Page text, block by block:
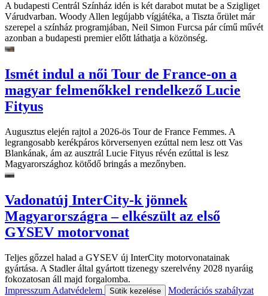
A budapesti Centrál Színház idén is két darabot mutat be a Szigliget
Várudvarban. Woody Allen legújabb vígjátéka, a Tiszta őrület már
szerepel a színház programjában, Neil Simon Furcsa pár című művét
azonban a budapesti premier előtt láthatja a közönség.
Ismét indul a női Tour de France-on a
magyar felmenőkkel rendelkező Lucie
Fityus
Augusztus elején rajtol a 2026-ös Tour de France Femmes. A
legrangosabb kerékpáros körversenyen ezúttal nem lesz ott Vas
Blankának, ám az ausztrál Lucie Fityus révén ezúttal is lesz
Magyarországhoz kötődő bringás a mezőnyben.
Vadonatúj InterCity-k jönnek
Magyarországra – elkészült az első
GYSEV motorvonat
Teljes gőzzel halad a GYSEV új InterCity motorvonatainak
gyártása. A Stadler által gyártott tizenegy szerelvény 2028 nyaráig
fokozatosan áll majd forgalomba.
Impresszum Adatvédelem Sütik kezelése
Moderációs szabályzat